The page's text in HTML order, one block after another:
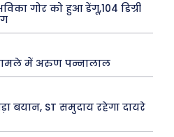
गोर को हुआ डेंगू,104 डिग्री
में अरुण पन्नालाल
बयान, ST समुदाय रहेगा दायरे